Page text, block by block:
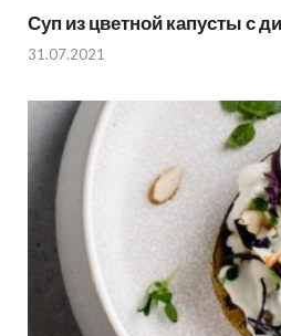
Суп из цветной капусты с
31.07.2021